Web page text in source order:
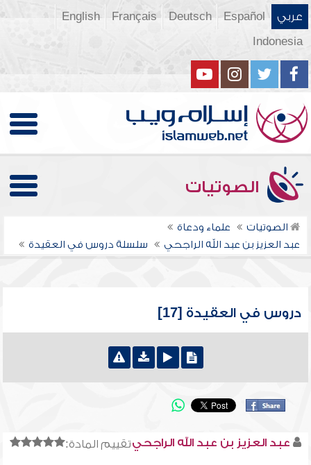
عربي Español
Deutsch
Français
English
Indonesia
الصوتيات
الصوتيات
علماء ودعاة
عبد العزيز بن عبد الله الراجحي
سلسلة دروس في العقيدة
دروس في العقيدة [17]
تقييم المادة:عبد العزيز بن عبد الله الراجحي